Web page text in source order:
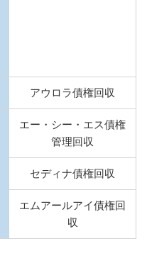
アウロラ債権回収
エー・シー・エス債権
管理回収
セディナ債権回収
エムアールアイ債権回
収